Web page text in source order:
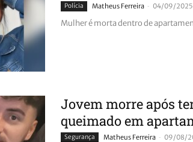
Polícia Matheus Ferreira - 04/09/2025
Mulher é morta dentro de
Jovem morre após
queimado em
Segurança Matheus Ferreira - 09/08/